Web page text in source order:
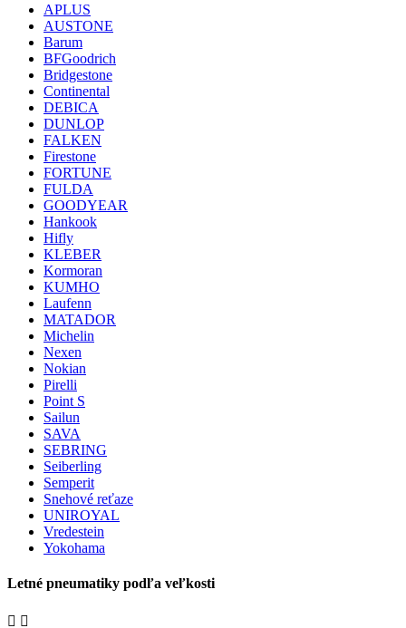
APLUS
AUSTONE
Barum
BFGoodrich
Bridgestone
Continental
DEBICA
DUNLOP
FALKEN
Firestone
FORTUNE
FULDA
GOODYEAR
Hankook
Hifly
KLEBER
Kormoran
KUMHO
Laufenn
MATADOR
Michelin
Nexen
Nokian
Pirelli
Point S
Sailun
SAVA
SEBRING
Seiberling
Semperit
Snehové reťaze
UNIROYAL
Vredestein
Yokohama
Letné pneumatiky podľa veľkosti
 